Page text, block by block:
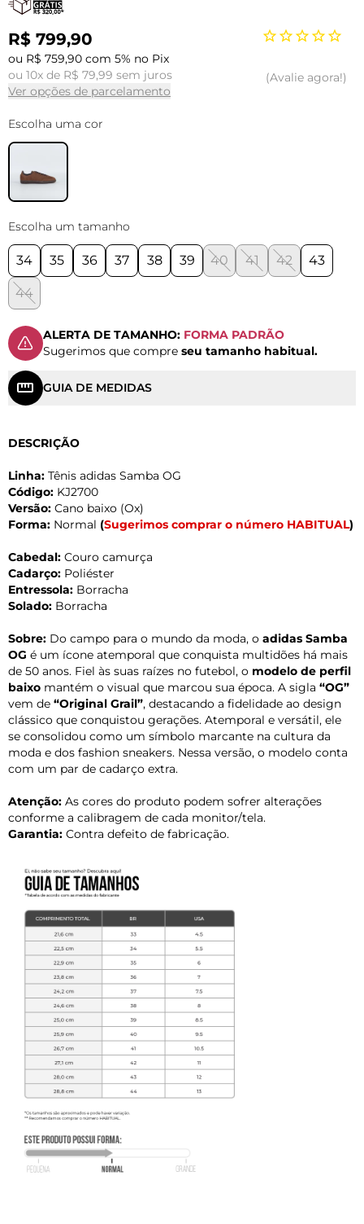
R$ 799,90
ou R$ 759,90 com 5% no Pix
ou 10x de R$ 79,99 sem juros
Ver opções de parcelamento
Avalie agora!
Escolha uma cor
Escolha um tamanho
34 35 36 37 38 39 40 41 42 43
44
ALERTA DE TAMANHO: FORMA PADRÃO
Sugerimos que compre seu tamanho habitual.
GUIA DE MEDIDAS
DESCRIÇÃO
Linha: Tênis adidas Samba OG
Código: KJ2700
Versão: Cano baixo (Ox)
Forma: Normal (Sugerimos comprar o número HABITUAL)
Cabedal: Couro camurça
Cadarço: Poliéster
Entressola: Borracha
Solado: Borracha
Sobre: Do campo para o mundo da moda, o adidas Samba
OG é um ícone atemporal que conquista multidões há mais
de 50 anos. Fiel às suas raízes no futebol, o modelo de perfil
baixo mantém o visual que marcou sua época. A sigla “OG”
vem de “Original Grail”, destacando a fidelidade ao design
clássico que conquistou gerações. Atemporal e versátil, ele
se consolidou como um símbolo marcante na cultura da
moda e dos fashion sneakers. Nessa versão, o modelo conta
com um par de cadarço extra.
Atenção: As cores do produto podem sofrer alterações
conforme a calibragem de cada monitor/tela.
Garantia: Contra defeito de fabricação.